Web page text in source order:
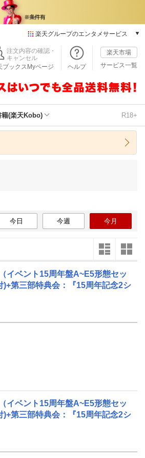
楽天グループのエンタメサービス
本/ゲーム/CD/DVD
楽天ブックス
楽天Kobo
楽天ミュージック
楽天TV
チケット
楽天チケット
エンタメニュース
注文内容の確認・
キャンセル
ブックスMyページ
ヘルプ
楽天市場
サービス一覧
籍(楽天Kobo) R18+
今日 今週 今月
年10月 2026年11月
イベント15周年盤A~E5形態セッ
)+第三部特典会：『15周年記念2シ
イベント15周年盤A~E5形態セッ
)+第三部特典会：『15周年記念2シ